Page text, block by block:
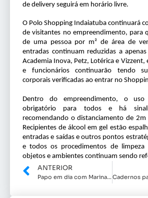
de delivery seguirá em horário livre.
O Polo Shopping Indaiatuba continuará
de visitantes no empreendimento, para
de uma pessoa por m² de área de
entradas continuam reduzidas a
Academia Inova, Petz, Lotérica e Vizzent,
e funcionários continuarão tendo
corporais verificadas ao entrar no
Dentro do empreendimento, o
obrigatório para todos e há
recomendando o distanciamento de 2m
Recipientes de álcool em gel estão
entradas e saídas e outros pontos
e todos os procedimentos de limpeza
objetos e ambientes continuam sendo
ANTERIOR
Papo em dia com Marina Moraes